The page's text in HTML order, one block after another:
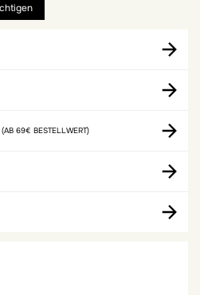
(AB 69€ BESTELLWERT)